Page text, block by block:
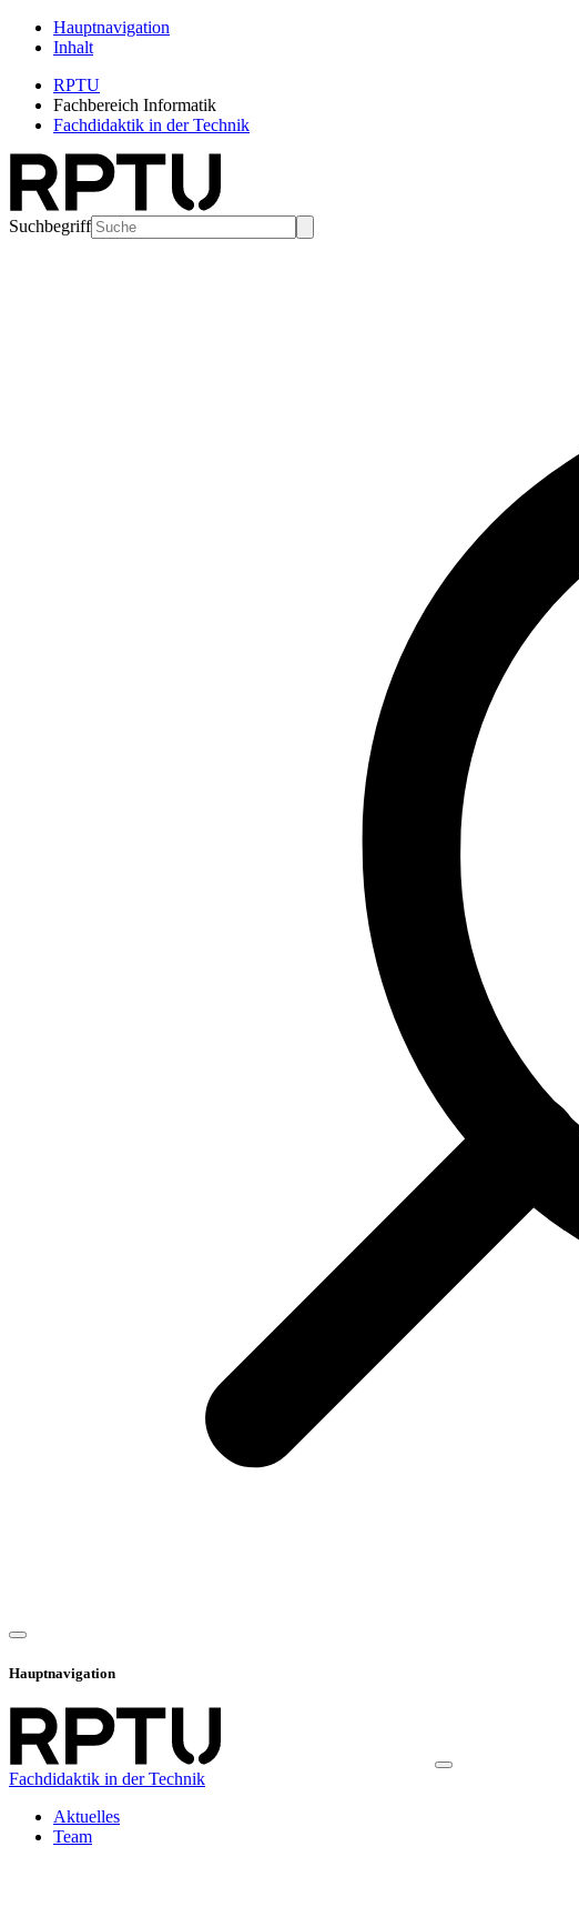
Hauptnavigation
Inhalt
RPTU
Fachbereich Informatik
Fachdidaktik in der Technik
Suchbegriff
Hauptnavigation
Fachdidaktik in der Technik
Aktuelles
Team